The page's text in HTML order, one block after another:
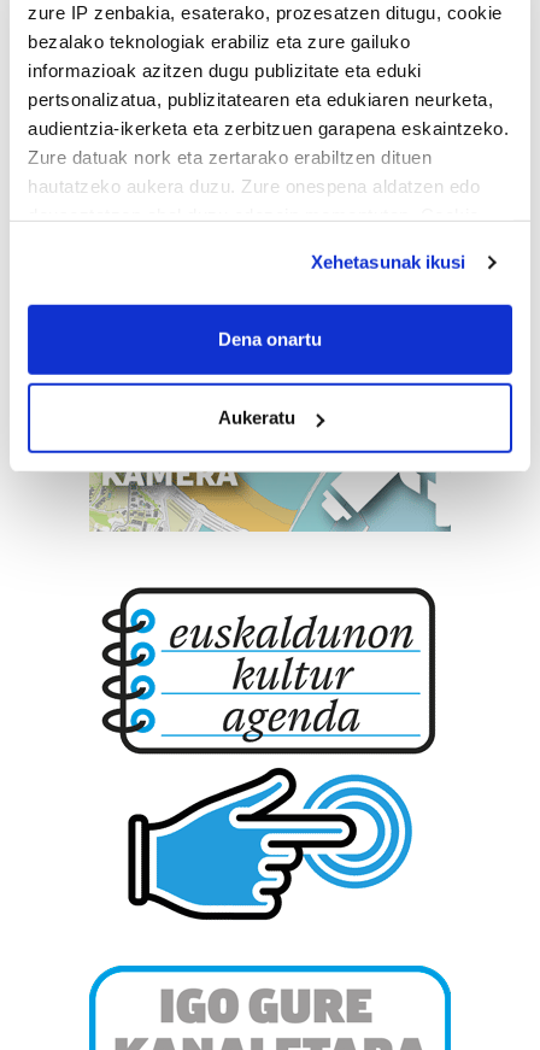
zure IP zenbakia, esaterako, prozesatzen ditugu, cookie
bezalako teknologiak erabiliz eta zure gailuko
informazioak azitzen dugu publizitate eta eduki
pertsonalizatua, publizitatearen eta edukiaren neurketa,
audientzia-ikerketa eta zerbitzuen garapena eskaintzeko.
Zure datuak nork eta zertarako erabiltzen dituen
hautatzeko aukera duzu. Zure onespena aldatzen edo
If you allow, we would also like to:
Collect information about your geographical
Identify your device by actively scanning it for
specific characteristics (fingerprinting)
Find out more about how your personal data is processed
and set your preferences in thedetails section.
prozesatzen ditugu, zure IP zenbakia, besteak beste,
teknologia erabiliz, cookieak adibidez, iragarki eta eduki
pertsonalizatuak eskaintzeko, iragarkiak eta edukia
neurtzeko, jendeari buruzko informazioa biltzeko eta
produktuak garatzeko. Zure datuak nork eta zertarako
erabiltzen dituen hauta dezakezu.
Bazkide batzuek ez dizute baimenik eskatzen, eta beren
interes komertzial legitimoetan babesten dira. Ikusi gure
bazkideen zerrenda, beren ustez zein helburutarako
duten interes legitimoa eta horren aurka nola egin
dezakezun ikusteko.
Lortu zure datu pertsonalak prozesatzeko moduari
buruzko informazio gehiago eta ezarri zure lehentasunak
datuen atalean. Edozein unetan alda edo ken dezakezu
Xehetasunak ikusi
Dena onartu
Aukeratu
ZERBITZU GIDA
Garraioak
IPARBUS AUTOBUSAK